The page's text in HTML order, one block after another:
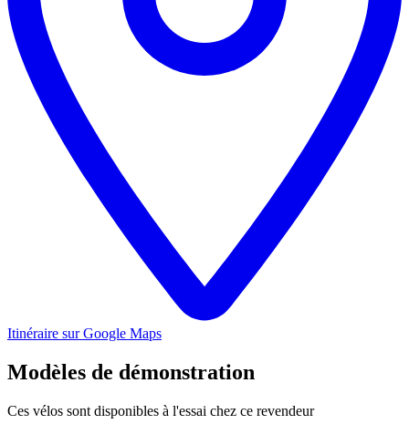
Itinéraire sur Google Maps
Modèles de démonstration
Ces vélos sont disponibles à l'essai chez ce revendeur